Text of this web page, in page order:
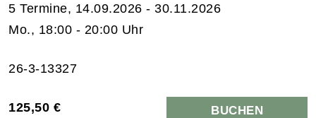
5 Termine, 14.09.2026 - 30.11.2026
Mo., 18:00 - 20:00 Uhr
26-3-13327
125,50 € BUCHEN